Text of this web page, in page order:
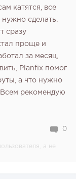
катятся‚ все
нужно сделать.
сразу
проще и
за месяц‚
Planfix помог
а что нужно
Всем рекомендую
0
а не